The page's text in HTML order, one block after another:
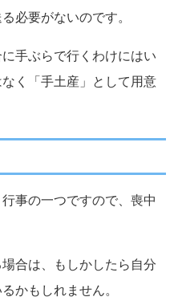
必要がないのです。
手ぶらで行くわけにはい
く「手土産」として用意
事の一つですので、喪中
合は、もしかしたら自分
かもしれません。